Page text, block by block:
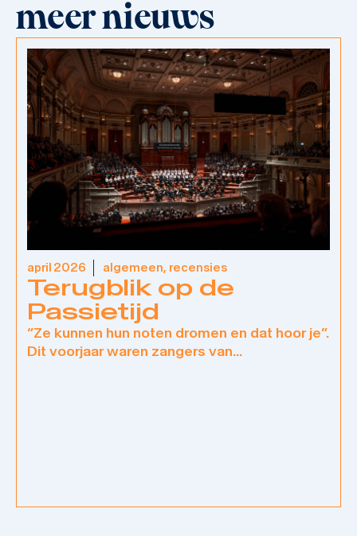
meer nieuws
april 2026 algemeen, recensies
Terugblik op de
Passietijd
“Ze kunnen hun noten dromen en dat hoor je”.
Dit voorjaar waren zangers van...